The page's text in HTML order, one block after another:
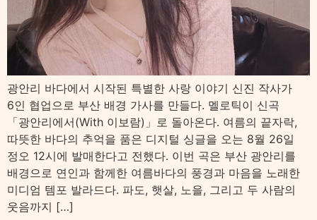
광안리 바다에서 시작된 특별한 사랑 이야기 신진 작사가
6인 협업으로 부산 배경 가사를 만들다. 멜로틱이 신곡
「광안리에서(With 이보람)」로 돌아온다. 여름의 끝자락,
따뜻한 바다의 추억을 품은 디지털 싱글을 오는 8월 26일
정오 12시에 발매한다고 전했다. 이번 곡은 부산 광안리를
배경으로 연인과 함께한 여름바다의 풍경과 마음을 노래한
미디엄 템포 발라드다. 파도, 햇살, 노을, 그리고 두 사람의
웃음까지 […]